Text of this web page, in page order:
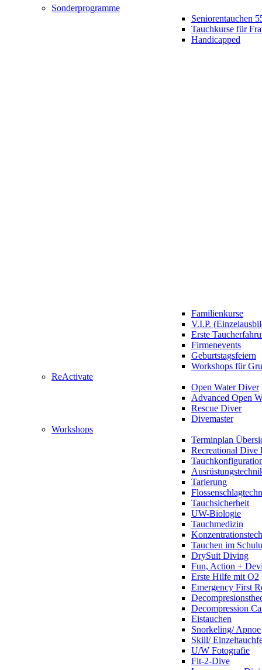
Sonderprogramme
Seniorentauchen
Tauchkurse für
Handicapped
Familienkurse
V.I.P.
Erste
Firmenevents
Geburtstagsfeiern
Workshops für
ReActivate
Open Water Diver
Advanced Open
Rescue Diver
Divemaster
Workshops
Terminplan
Recreational Dive
Tarierung
Tauchsicherheit
UW-Biologie
Tauchmedizin
Tauchen im
DrySuit Diving
Fun, Action +
Erste Hilfe mit O2
Emergency First
Decompression
Eistauchen
Snorkeling/ Apnoe
Skill/
U/W Fotografie
Fit-2-Dive